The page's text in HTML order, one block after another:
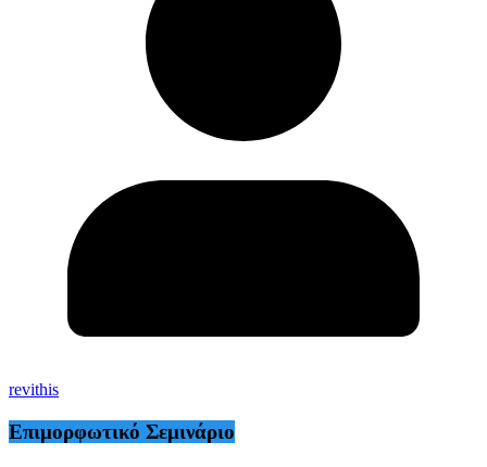
revithis
Επιμορφωτικό Σεμινάριο